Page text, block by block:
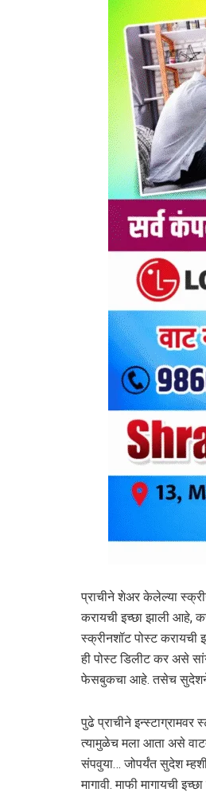
प्राचीने शेअर केलेल्या
करायची इच्छा झाली आहे,
स्क्रीनशॉट पोस्ट करायची
ही पोस्ट डिलीट कर असे
फेसबुकचा आहे. तसेच सुदेशने
पुढे प्राचीने इन्स्टाग्रामवर
त्यामुळेच मला आता असे
संपवुया… जोपर्यंत सुदेश
मागावी. माफी मागायची